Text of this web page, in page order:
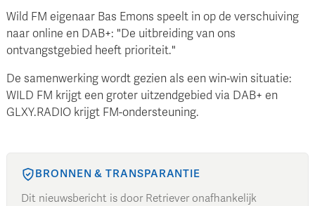
Wild FM eigenaar Bas Emons speelt in op de verschuiving
naar online en DAB+: "De uitbreiding van ons
ontvangstgebied heeft prioriteit."
De samenwerking wordt gezien als een win-win situatie:
WILD FM krijgt een groter uitzendgebied via DAB+ en
GLXY.RADIO krijgt FM-ondersteuning.
BRONNEN & TRANSPARANTIE
Dit nieuwsbericht is door Retriever onafhankelijk